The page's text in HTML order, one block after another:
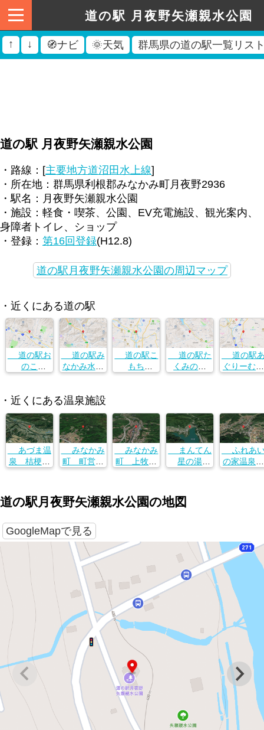
道の駅 月夜野矢瀬親水公園
↑ ↓ 🧭ナビ 🌞天気 群馬県の道の駅一覧リス
道の駅 月夜野矢瀬親水公園
・路線：[主要地方道沼田水上線]
・所在地：群馬県利根郡みなかみ町月夜野2936
・駅名：月夜野矢瀬親水公園
・施設：軽食・喫茶、公園、EV充電施設、観光案内、
身障者トイレ、ショップ
・登録： 第16回登録(H12.8)
道の駅月夜野矢瀬親水公園の周辺マップ
・近くにある道の駅
道の駅お
のこ
町月夜野293
6
道の駅み
なかみ水紀
郡みなかみ
町月夜野293
6
道の駅こ
もち
6
道の駅た
くみの里
6
道の駅
ぐりーむ昭
町月夜野
6
・近くにある温泉施設
あづま温
泉 桔梗館
大字新巻３
２５−１
みなかみ
町 町営温
郡みなかみ
町後閑２２
みなかみ
町 上牧風
郡みなかみ
町上牧１９
まんてん
星の湯
町猿ヶ京温
泉１１５０
ふれあ
の家温泉館
道の駅月夜野矢瀬親水公園の地図
GoogleMapで見る